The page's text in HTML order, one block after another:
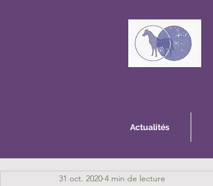
Actualités
31 oct. 2020 4 min de lecture